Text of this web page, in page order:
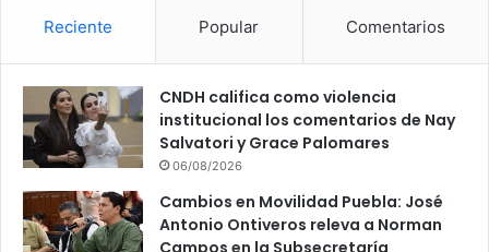
Reciente Popular Comentarios
CNDH califica como violencia
institucional los comentarios de Nay
Salvatori y Grace Palomares
06/08/2026
Cambios en Movilidad Puebla: José
Antonio Ontiveros releva a Norman
Campos en la Subsecretaría